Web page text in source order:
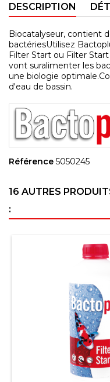
DESCRIPTION
Biocatalyseur, contient
bactériesUtilisez
Filter Start ou Filter
vont suralimenter les
une biologie
d'eau de bassin.
Référence 5050245
16 AUTRES
: